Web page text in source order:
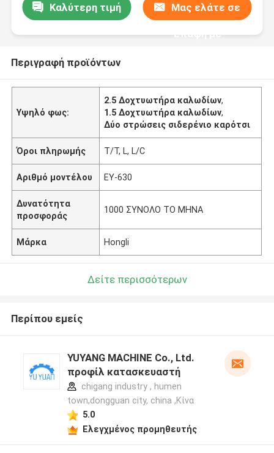
Καλύτερη τιμή Μας ελάτε σε
επαφή με
Περιγραφή προϊόντων
Υψηλό φως:
2.5 Δοχτυωτήρα καλωδίων,
1.5 Δοχτυωτήρα καλωδίων,
Δύο στρώσεις σιδερένιο καρότσι
Όροι πληρωμής Τ/Τ, L, L/C
Αριθμό μοντέλου ΕΥ-630
Δυνατότητα
προσφοράς
1000 ΣΥΝΟΛΟ ΤΟ ΜΗΝΑ
Μάρκα Hongli
Δείτε περισσότερων
Περίπου εμείς
YUYANG MACHINE Co., Ltd.
προφίλ κατασκευαστή
chigang industry , humen
town,dongguan city, china ,Κίνα
5.0
Ελεγχμένος προμηθευτής